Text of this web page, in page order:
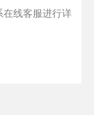
物； 光柔：产
在线客服进行详